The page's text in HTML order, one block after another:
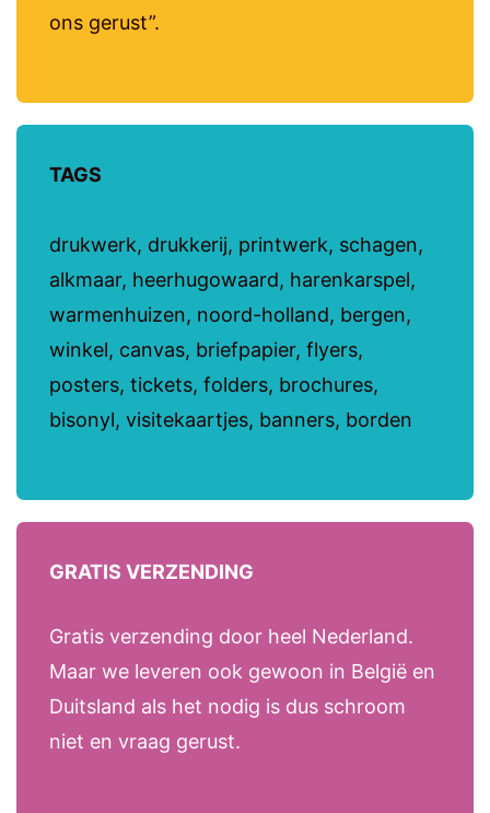
ons gerust”.
TAGS
drukwerk, drukkerij, printwerk, schagen,
alkmaar, heerhugowaard, harenkarspel,
warmenhuizen, noord-holland, bergen,
winkel, canvas, briefpapier, flyers,
posters, tickets, folders, brochures,
bisonyl, visitekaartjes, banners, borden
GRATIS VERZENDING
Gratis verzending door heel Nederland.
Maar we leveren ook gewoon in België en
Duitsland als het nodig is dus schroom
niet en vraag gerust.